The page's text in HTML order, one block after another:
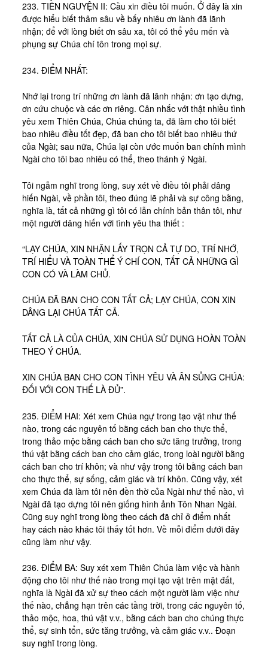
233. TIỀN NGUYỆN II: Cầu xin điều tôi muốn. Ở đây là xin
được hiểu biết thâm sâu về bấy nhiêu ơn lành đã lãnh
nhận; để với lòng biết ơn sâu xa, tôi có thể yêu mến và
phụng sự Chúa chí tôn trong mọi sự.
234. ĐIỂM NHẤT:
Nhớ lại trong trí những ơn lành đã lãnh nhận: ơn tạo dựng,
ơn cứu chuộc và các ơn riêng. Cân nhắc với thật nhiều tình
yêu xem Thiên Chúa, Chúa chúng ta, đã làm cho tôi biết
bao nhiêu điều tốt đẹp, đã ban cho tôi biết bao nhiêu thứ
của Ngài; sau nữa, Chúa lại còn ước muốn ban chính mình
Ngài cho tôi bao nhiêu có thể, theo thánh ý Ngài.
Tôi ngẫm nghĩ trong lòng, suy xét về điều tôi phải dâng
hiến Ngài, về phần tôi, theo đúng lẽ phải và sự công bằng,
nghĩa là, tất cả những gì tôi có lẫn chính bản thân tôi, như
một người dâng hiến với tình yêu tha thiết :
“LẠY CHÚA, XIN NHẬN LẤY TRỌN CẢ TỰ DO, TRÍ NHỚ,
TRÍ HIỂU VÀ TOÀN THỂ Ý CHÍ CON, TẤT CẢ NHỮNG GÌ
CON CÓ VÀ LÀM CHỦ.
CHÚA ĐÃ BAN CHO CON TẤT CẢ; LẠY CHÚA, CON XIN
DÂNG LẠI CHÚA TẤT CẢ.
TẤT CẢ LÀ CỦA CHÚA, XIN CHÚA SỬ DỤNG HOÀN TOÀN
THEO Ý CHÚA.
XIN CHÚA BAN CHO CON TÌNH YÊU VÀ ÂN SỦNG CHÚA:
ĐỐI VỚI CON THẾ LÀ ĐỦ”.
235. ĐIỂM HAI: Xét xem Chúa ngự trong tạo vật như thế
nào, trong các nguyên tố bằng cách ban cho thực thể,
trong thảo mộc bằng cách ban cho sức tăng trưởng, trong
thú vật bằng cách ban cho cảm giác, trong loài người bằng
cách ban cho trí khôn; và như vậy trong tôi bằng cách ban
cho thực thể, sự sống, cảm giác và trí khôn. Cũng vậy, xét
xem Chúa đã làm tôi nên đền thờ của Ngài như thế nào, vì
Ngài đã tạo dựng tôi nên giống hình ảnh Tôn Nhan Ngài.
Cũng suy nghĩ trong lòng theo cách đã chỉ ở điểm nhất
hay cách nào khác tôi thấy tốt hơn. Về mỗi điểm dưới đây
cũng làm như vậy.
236. ĐIỂM BA: Suy xét xem Thiên Chúa làm việc và hành
động cho tôi như thế nào trong mọi tạo vật trên mặt đất,
nghĩa là Ngài đã xử sự theo cách một người làm việc như
thế nào, chẳng hạn trên các tầng trời, trong các nguyên tố,
thảo mộc, hoa, thú vật v.v., bằng cách ban cho chúng thực
thể, sự sinh tổn, sức tăng trưởng, và cảm giác v.v.. Đoạn
suy nghĩ trong lòng.